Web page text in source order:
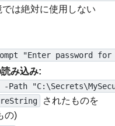
は絶対に使用しない
"Enter password for
み込み:
Path
されたものを
の)